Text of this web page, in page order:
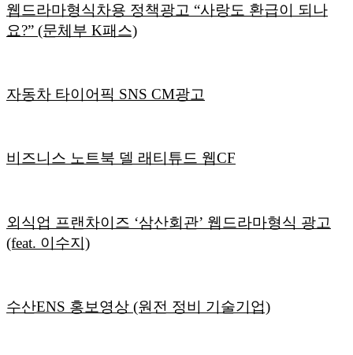
웹드라마형식차용 정책광고 “사랑도 환급이 되나
요?” (문체부 K패스)
자동차 타이어픽 SNS CM광고
비즈니스 노트북 델 래티튜드 웹CF
외식업 프랜차이즈 ‘삼산회관’ 웹드라마형식 광고
(feat. 이수지)
수산ENS 홍보영상 (원전 정비 기술기업)